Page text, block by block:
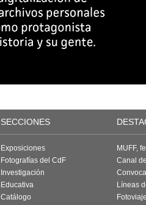
SECCIONES
Exposiciones
Fotografías del CdF
Investigación
Educativa
Catálogo
MUFF,
Canal
Líneas